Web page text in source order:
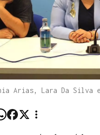
Arias, Lara Da Silva